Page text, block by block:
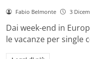
Fabio Belmonte 3
Dai week-end in
le vacanze per single